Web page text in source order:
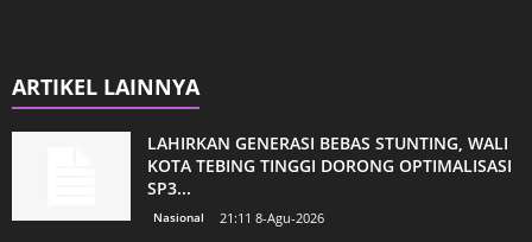
ARTIKEL LAINNYA
LAHIRKAN GENERASI BEBAS STUNTING, WALI
KOTA TEBING TINGGI DORONG OPTIMALISASI
SP3...
Nasional 21:11 8-Agu-2026